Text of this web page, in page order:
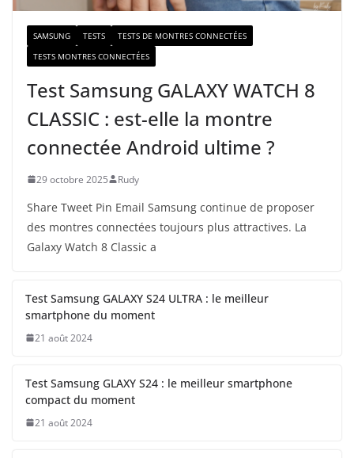
SAMSUNG TESTS
TESTS DE MONTRES CONNECTÉES
TESTS MONTRES CONNECTÉES
Test Samsung GALAXY WATCH 8
CLASSIC : est-elle la montre
connectée Android ultime ?
29 octobre 2025 Rudy
Share Tweet Pin Email Samsung continue de proposer
des montres connectées toujours plus attractives. La
Galaxy Watch 8 Classic a
Test Samsung GALAXY S24 ULTRA : le meilleur
smartphone du moment
21 août 2024
Test Samsung GLAXY S24 : le meilleur smartphone
compact du moment
21 août 2024